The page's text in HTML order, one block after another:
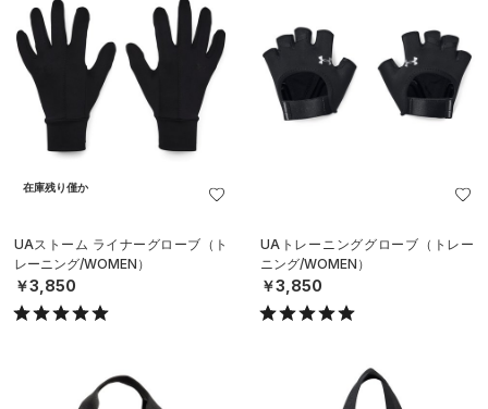
在庫残り僅か
UAストーム ライナーグローブ（ト
レーニング/WOMEN）
￥3,850
UAトレーニンググローブ（トレー
ニング/WOMEN）
￥3,850